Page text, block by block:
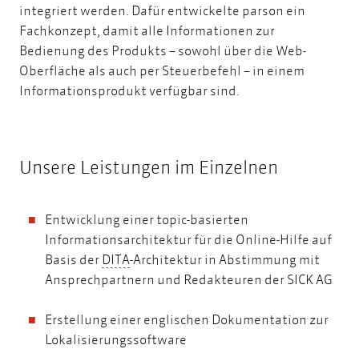
integriert werden. Dafür entwickelte parson ein
Fachkonzept, damit alle Informationen zur
Bedienung des Produkts – sowohl über die Web-
Oberfläche als auch per Steuerbefehl – in einem
Informationsprodukt verfügbar sind.
Unsere Leistungen im Einzelnen
Entwicklung einer topic-basierten
Informationsarchitekturfür die Online-Hilfe auf
Basis der DITADITA
-Architektur in Abstimmung mit
Ansprechpartnern und Redakteuren der SICK AG
Erstellung einer englischen Dokumentation zur
Lokalisierungssoftware